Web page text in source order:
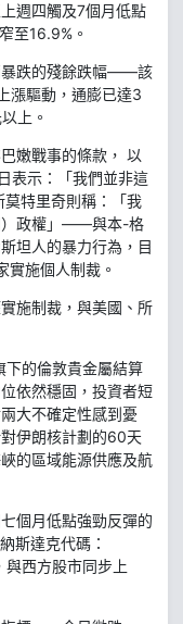
週四觸及7個月低點
至16.9%。
暴跌的殘餘跌幅——該
漲驅動，通膨已達3
上。
嫩戰事的條款， 以
表示：「我們並非這
莫特里奇則稱：「我
）政權」——與本-格
坦人的暴力行為，目
實施個人制裁。
施制裁，與美國、所
下的倫敦貴金屬結算
依然穩固，投資者短
大不確定性感到憂
伊朗核計劃的60天
的區域能源供應及航
個月低點強勁反彈的
斯達克代碼：
與西方股市同步上